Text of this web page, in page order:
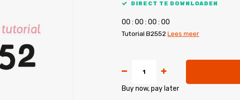
DIRECT TE DOWNLOADEN
00 : 00 : 00 : 00
Tutorial B2552 Lees meer
Buy now, pay later